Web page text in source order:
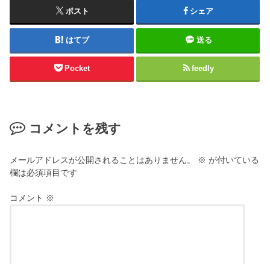
ポスト シェア
はてブ 送る
Pocket feedly
コメントを残す
メールアドレスが公開されることはありません。 ※ が付いている
欄は必須項目です
コメント ※